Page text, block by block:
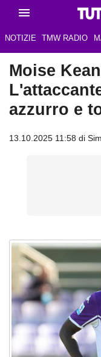
NOTIZIE TMW RADIO
Moise
azzurro e
13.10.2025 11:58 di